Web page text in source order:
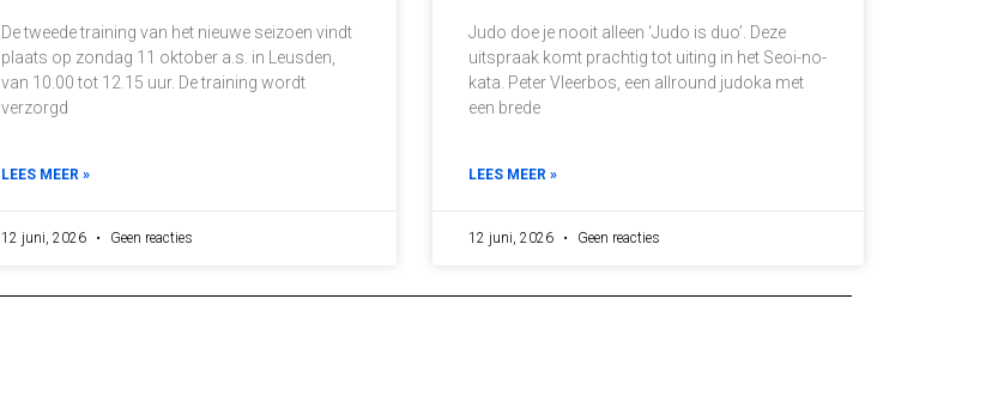
De tweede training van het nieuwe seizoen vindt
plaats op zondag 11 oktober a.s. in Leusden,
van 10.00 tot 12.15 uur. De training wordt
verzorgd
LEES MEER »
12 juni, 2026 Geen reacties
Judo doe je nooit alleen ‘Judo is duo’. Deze
uitspraak komt prachtig tot uiting in het Seoi-no-
kata. Peter Vleerbos, een allround judoka met
een brede
LEES MEER »
12 juni, 2026 Geen reacties